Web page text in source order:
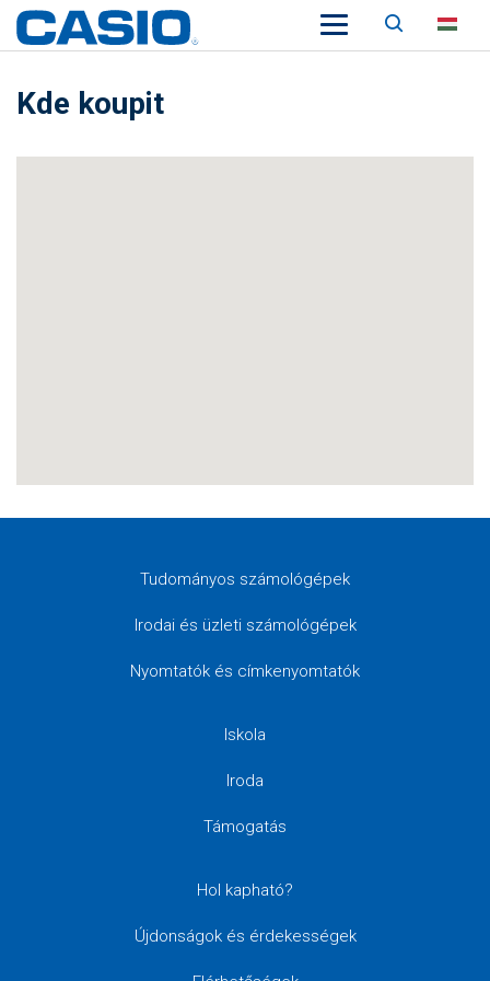
Keresés
Kde koupit
Tudományos számológépek
Irodai és üzleti számológépek
Nyomtatók és címkenyomtatók
Iskola
Iroda
Támogatás
Hol kapható?
Újdonságok és érdekességek